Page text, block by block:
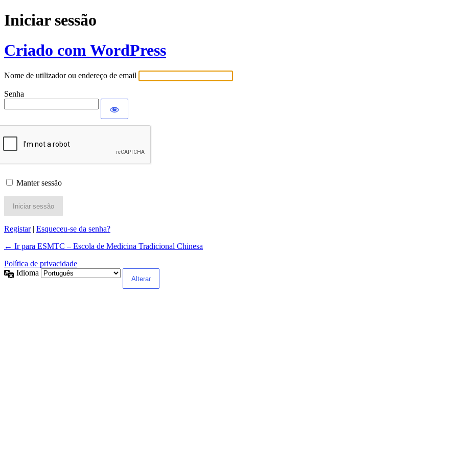
Iniciar sessão
Criado com WordPress
Nome de utilizador ou endereço de email
Senha
Manter sessão
Registar| Esqueceu-se da senha?
← Ir para ESMTC – Escola de Medicina Tradicional Chinesa
Política de privacidade
Idioma